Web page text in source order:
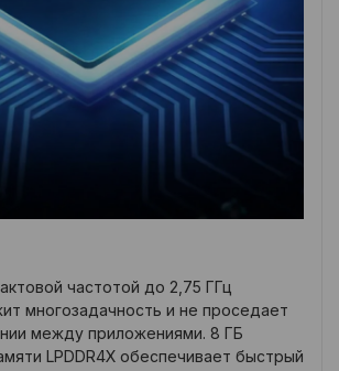
частотой до 2,75 ГГц
многозадачность и не проседает
между приложениями. 8 ГБ
LPDDR4X обеспечивает быстрый